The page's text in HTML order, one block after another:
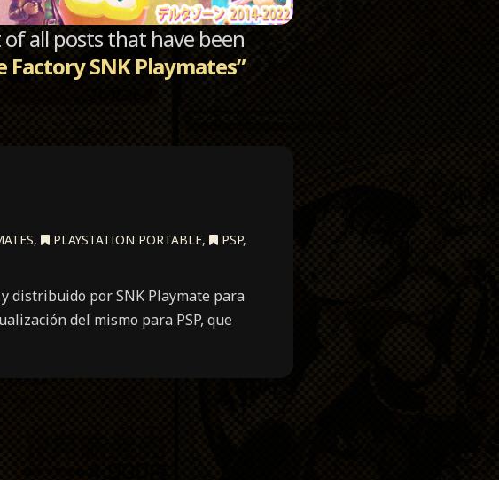
all posts that have been
Factory SNK Playmates”
, PLAYSTATION PORTABLE, PSP,
distribuido por SNK Playmate para
del mismo para PSP, que